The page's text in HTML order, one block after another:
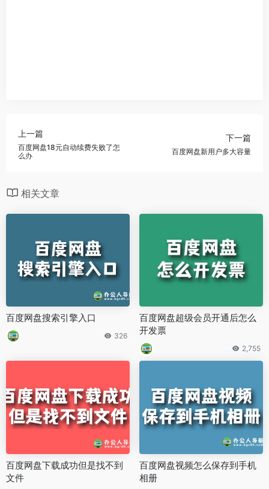
上一篇
百度网盘18元自动续费失败了怎
么办
下一篇
百度网盘新用户多大容量
相关文章
百度网盘搜索引擎入口
326
百度网盘超级会员开通后怎么
开发票
2,755
百度网盘下载成功但是找不到
文件
百度网盘视频怎么保存到手机
相册